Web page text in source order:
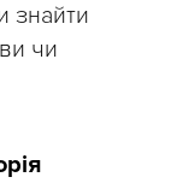
знайти
чи